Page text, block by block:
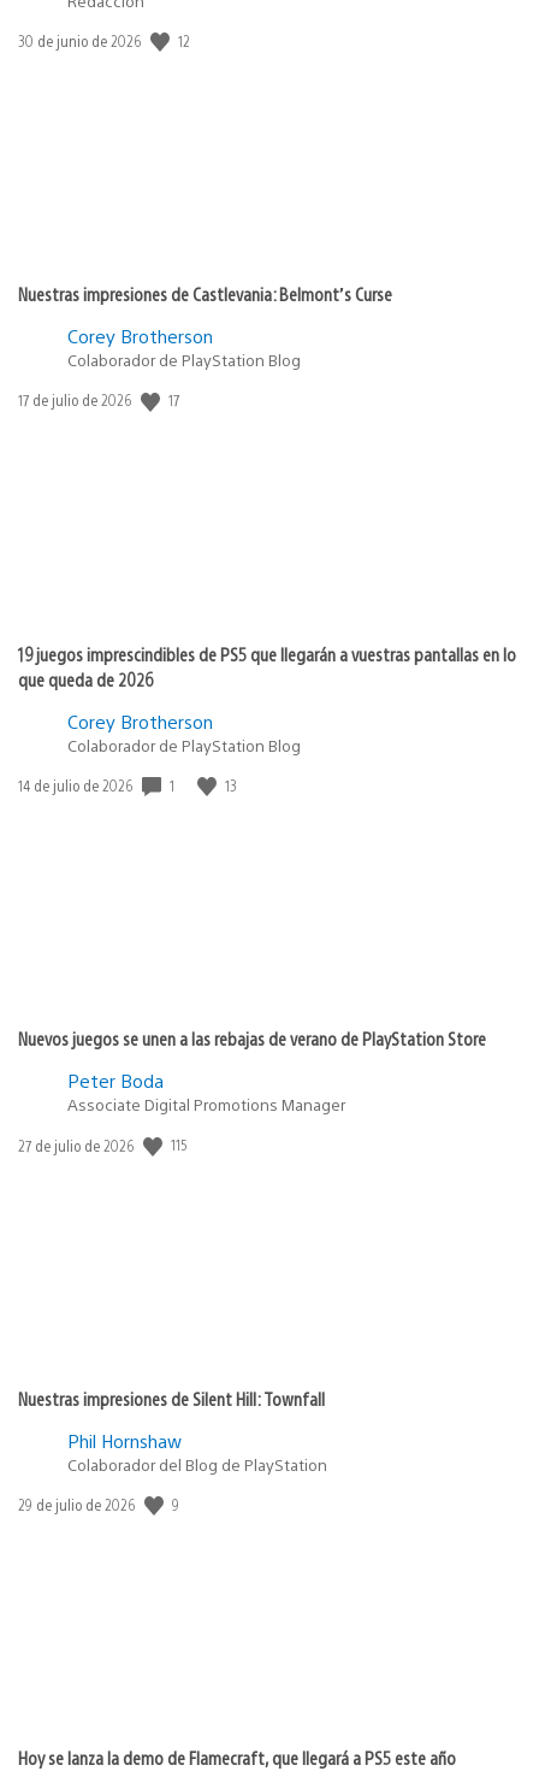
Fecha
30 de junio de 2026 12
Nuestras impresiones de Castlevania: Belmont’s Curse
Corey Brotherson
Colaborador de PlayStation Blog
Fecha
17 de julio de 2026 17
19 juegos imprescindibles de PS5 que llegarán a vuestras pantallas en lo
que queda de 2026
Corey Brotherson
Colaborador de PlayStation Blog
Fecha
14 de julio de 2026 1 13
Nuevos juegos se unen a las rebajas de verano de PlayStation Store
Peter Boda
Associate Digital Promotions Manager
Fecha
27 de julio de 2026 115
Nuestras impresiones de Silent Hill: Townfall
Phil Hornshaw
Colaborador del Blog de PlayStation
Fecha
29 de julio de 2026 9
Hoy se lanza la demo de Flamecraft, que llegará a PS5 este año